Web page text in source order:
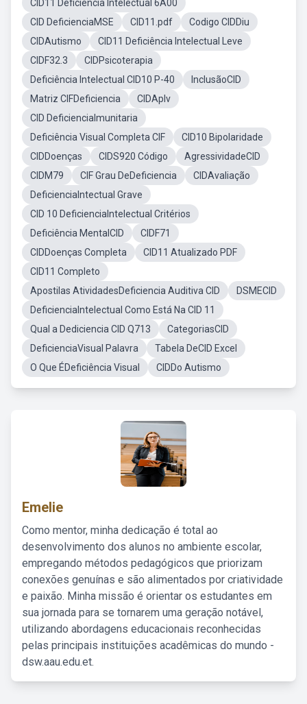
CID11 Deficiência Intelectual 6A00
CID DeficienciaMSE
CID11.pdf
Codigo CIDDiu
CIDAutismo
CID11 Deficiência Intelectual Leve
CIDF32.3
CIDPsicoterapia
Deficiência Intelectual CID10 P-40
InclusãoCID
Matriz CIFDeficiencia
CIDAplv
CID DeficienciaImunitaria
Deficiência Visual Completa CIF
CID10 Bipolaridade
CIDDoenças
CIDS920 Código
AgressividadeCID
CIDM79
CIF Grau DeDeficiencia
CIDAvaliação
DeficienciaIntectual Grave
CID 10 DeficienciaIntelectual Critérios
Deficiência MentalCID
CIDF71
CIDDoenças Completa
CID11 Atualizado PDF
CID11 Completo
Apostilas AtividadesDeficiencia Auditiva CID
DSMECID
DeficienciaIntelectual Como Está Na CID 11
Qual a Dediciencia CID Q713
CategoriasCID
DeficienciaVisual Palavra
Tabela DeCID Excel
O Que ÉDeficiência Visual
CIDDo Autismo
Emelie
Como mentor, minha dedicação é total ao
desenvolvimento dos alunos no ambiente escolar,
empregando métodos pedagógicos que priorizam
conexões genuínas e são alimentados por criatividade
e paixão. Minha missão é orientar os estudantes em
sua jornada para se tornarem uma geração notável,
utilizando abordagens educacionais reconhecidas
pelas principais instituições acadêmicas do mundo -
dsw.aau.edu.et.